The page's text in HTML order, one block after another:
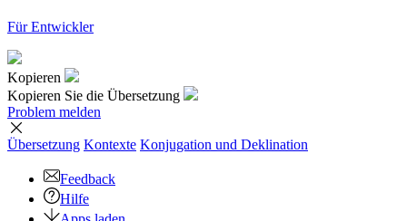
Für Entwickler
Kopieren
Kopieren Sie die Übersetzung
Problem melden
Übersetzung Kontexte Konjugation und Deklination
Feedback
Hilfe